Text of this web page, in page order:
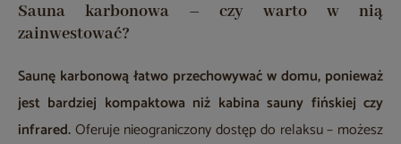
Sauna karbonowa – czy warto w nią
zainwestować?
Saunę karbonową łatwo przechowywać w domu, ponieważ
jest bardziej kompaktowa niż kabina sauny fińskiej czy
infrared.Oferuje nieograniczony dostęp do relaksu – możesz